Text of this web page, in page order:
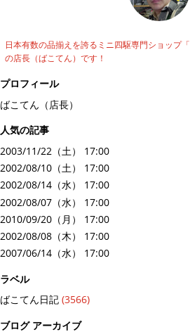
日本有数の品揃えを誇るミニ四駆専門ショップ「
の店長（ばこてん）です！
プロフィール
ばこてん（店長）
人気の記事
2003/11/22（土） 17:00
2002/08/10（土） 17:00
2002/08/14（水） 17:00
2002/08/07（水） 17:00
2010/09/20（月） 17:00
2002/08/08（木） 17:00
2007/06/14（水） 17:00
ラベル
ばこてん日記 (3566)
ブログ アーカイブ